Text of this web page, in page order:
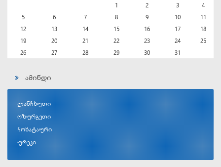
1
2 3
4
5
6 7 8 9 10
11
12
13 14 15 16 17
18
19
20 21 22 23 24
25
26
27 28 29 30 31
ამინდი
ლანჩხუთი
ოზურგეთი
ჩოხატაური
ურეკი